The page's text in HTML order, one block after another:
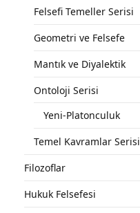
Felsefi Temeller Serisi
Geometri ve Felsefe
Mantık ve Diyalektik
Ontoloji Serisi
Yeni-Platonculuk
Temel Kavramlar Serisi
Filozoflar
Hukuk Felsefesi